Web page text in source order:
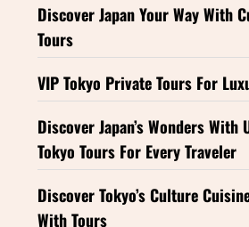
Discover Japan Your Way With
Tours
VIP Tokyo Private Tours For
Discover Japan’s Wonders
Tokyo Tours For Every Traveler
Discover Tokyo’s Culture
With Tours